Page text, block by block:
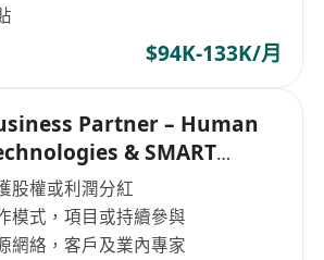
$94K-133K/月
Partner – Human
& SMART
股權或利潤分紅
模式，項目或持續參與
網絡，客戶及業內專家